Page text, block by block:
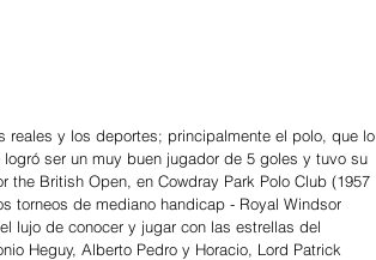
y los deportes; principalmente el polo, que lo
ser un muy buen jugador de 5 goles y tuvo su
British Open, en Cowdray Park Polo Club (1957
torneos de mediano handicap - Royal Windsor
lujo de conocer y jugar con las estrellas del
Heguy, Alberto Pedro y Horacio, Lord Patrick